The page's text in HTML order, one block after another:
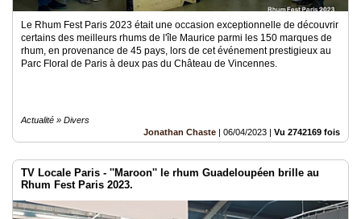
Le Rhum Fest Paris 2023 était une occasion exceptionnelle de découvrir
certains des meilleurs rhums de l'île Maurice parmi les 150 marques de
rhum, en provenance de 45 pays, lors de cet événement prestigieux au
Parc Floral de Paris à deux pas du Château de Vincennes.
Actualité » Divers
Jonathan Chaste | 06/04/2023 | Vu 2742169 fois
TV Locale Paris - ''Maroon'' le rhum Guadeloupéen brille au
Rhum Fest Paris 2023.